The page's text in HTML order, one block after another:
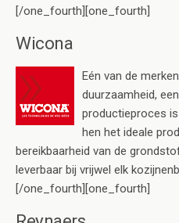
[/one_fourth][one_fourth]
Wicona
Eén van de
duurzaamheid,
productieproces
hen het ideale
bereikbaarheid van de
leverbaar bij vrijwel elk
[/one_fourth][one_fourth]